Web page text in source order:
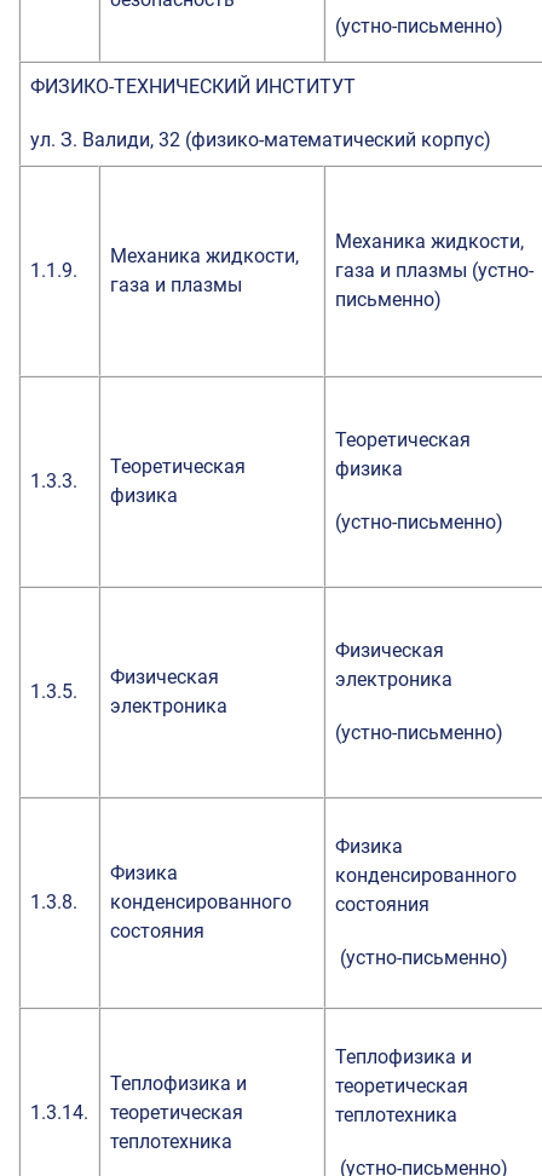
(устно-письменно)
ФИЗИКО-ТЕХНИЧЕСКИЙ ИНСТИТУТ
ул. З. Валиди, 32 (физико-математический корпус)
1.1.9.
Механика жидкости,
газа и плазмы
Механика жидкости,
газа и плазмы (устно-
письменно)
1.3.3.
Теоретическая
физика
Теоретическая
физика
(устно-письменно)
1.3.5.
Физическая
электроника
Физическая
электроника
(устно-письменно)
1.3.8.
Физика
конденсированного
состояния
Физика
конденсированного
состояния
(устно-письменно)
1.3.14.
Теплофизика и
теоретическая
теплотехника
Теплофизика и
теоретическая
теплотехника
(устно-письменно)